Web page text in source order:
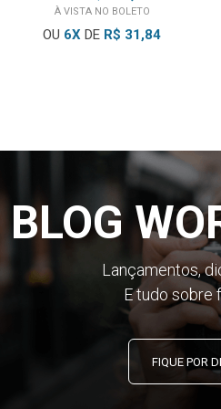
interrupções ou cabeças
marcações de cena.
Função de Pré-Gravação
Isso ajuda a garantir que você
desejada, permitindo armazenar
subsequentemente, gravar
antes de acionar o botão
REC
Busca Rápida de Clipe na Tela
Os dados de imagem são
cada cena. Imagens em
À VISTA NO BOLETO
OU 6X DE R$ 31,84
BLOG
Lançamentos,
E tudo sobre
FIQUE POR